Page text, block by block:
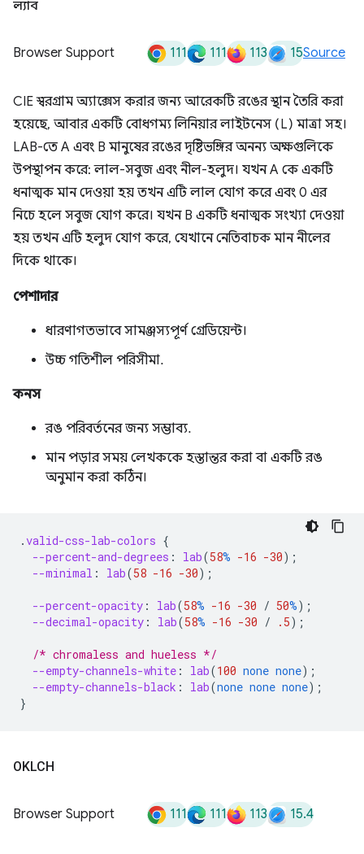
ল্যাব
Browser Support 111 111 113 15Source
CIE স্বরগ্রাম অ্যাক্সেস করার জন্য আরেকটি রঙের স্থান তৈরি করা
হয়েছে, আবার একটি বোধগম্য লিনিয়ার লাইটনেস (L) মাত্রা সহ।
LAB-তে A এবং B মানুষের রঙের দৃষ্টিভঙ্গির অনন্য অক্ষগুলিকে
উপস্থাপন করে: লাল-সবুজ এবং নীল-হলুদ। যখন A কে একটি
ধনাত্মক মান দেওয়া হয় তখন এটি লাল যোগ করে এবং 0 এর
নিচে হলে সবুজ যোগ করে। যখন B একটি ধনাত্মক সংখ্যা দেওয়া
হয় তখন এটি হলুদ যোগ করে, যেখানে নেতিবাচক মান নীলের
দিকে থাকে।
পেশাদার
ধারণাগতভাবে সামঞ্জস্যপূর্ণ গ্রেডিয়েন্ট।
উচ্চ গতিশীল পরিসীমা.
কনস
রঙ পরিবর্তনের জন্য সম্ভাব্য.
মান পড়ার সময় লেখককে হস্তান্তর করা বা একটি রঙ
অনুমান করা কঠিন।
.valid-css-lab-colors {
--percent-and-degrees : lab(58% -16 -30);
--minimal : lab(58 -16 -30);
--percent-opacity : lab(58% -16 -30 / 50%);
--decimal-opacity : lab(58% -16 -30 / .5);
/* chromaless and hueless */
--empty-channels-white : lab(100 none none);
--empty-channels-black : lab(none none none);
}
OKLCH
Browser Support 111 111 113 15.4